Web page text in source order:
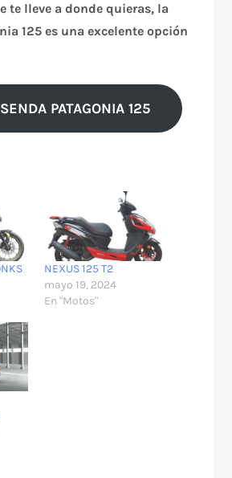
te lleve a donde quieras, la
125 es una excelente opción
PATAGONIA 125
NEXUS 125 T2
mayo 19, 2024
En "Motos"